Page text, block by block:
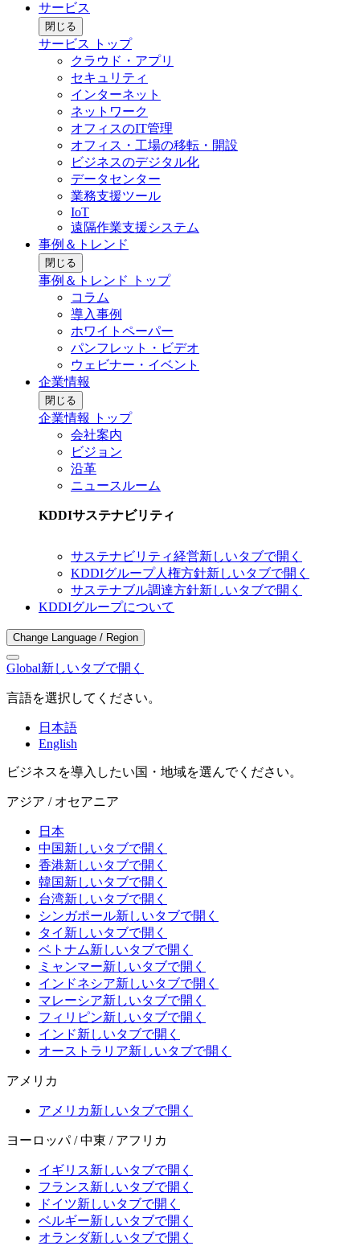
サービス
閉じる
サービス トップ
クラウド・アプリ
セキュリティ
インターネット
ネットワーク
オフィスのIT管理
オフィス・工場の移転・開設
ビジネスのデジタル化
データセンター
業務支援ツール
IoT
遠隔作業支援システム
事例＆トレンド
閉じる
事例＆トレンド トップ
コラム
導入事例
ホワイトペーパー
パンフレット・ビデオ
ウェビナー・イベント
企業情報
閉じる
企業情報 トップ
会社案内
ビジョン
沿革
ニュースルーム
KDDIサステナビリティ
サステナビリティ経営新しいタブで開く
KDDIグループ人権方針新しいタブで開く
サステナブル調達方針新しいタブで開く
KDDIグループについて
Change Language / Region
Global新しいタブで開く
言語を選択してください。
日本語
English
ビジネスを導入したい国・地域を選んでください。
アジア / オセアニア
日本
中国新しいタブで開く
香港新しいタブで開く
韓国新しいタブで開く
台湾新しいタブで開く
シンガポール新しいタブで開く
タイ 新しいタブで開く
ベトナム新しいタブで開く
ミャンマー新しいタブで開く
インドネシア新しいタブで開く
マレーシア新しいタブで開く
フィリピン新しいタブで開く
インド新しいタブで開く
オーストラリア新しいタブで開く
アメリカ
アメリカ新しいタブで開く
ヨーロッパ / 中東 / アフリカ
イギリス新しいタブで開く
フランス新しいタブで開く
ドイツ新しいタブで開く
ベルギー新しいタブで開く
オランダ新しいタブで開く